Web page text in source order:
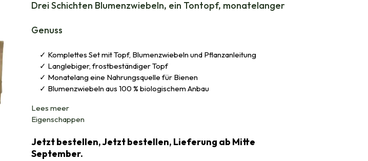
Drei Schichten Blumenzwiebeln, ein Tontopf, monatelanger
Genuss
Komplettes Set mit Topf, Blumenzwiebeln und Pflanzanleitung
Langlebiger, frostbeständiger Topf
Monatelang eine Nahrungsquelle für Bienen
Blumenzwiebeln aus 100 % biologischem Anbau
Lees meer
Eigenschappen
Jetzt bestellen, Jetzt bestellen, Lieferung ab Mitte
September.